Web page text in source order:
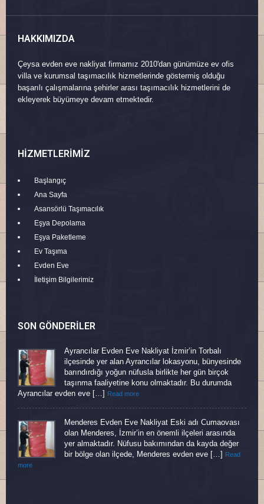
HAKKIMIZDA
Çeysa evden eve nakliyat firmamız 2010'dan günümüze ev ofis
villa ve kurumsal taşımacılık hizmetlerinde göstermiş olduğu
başarılı çalışmalarına şehirler arası taşımacılık hizmetlerini de
ekleyerek büyümeye devam etmektedir.
HIZMETLERIMIZ
Başlangıç
Ana Sayfa
Asansörlü Taşımacılık
Eşya Depolama
Eşya Paketleme
Ev Taşıma
Evden Eve
İletişim Bilgilerimiz
SON GÖNDERILER
Ayrancılar Evden Eve Nakliyat İzmir’in Torbalı
ilçesinde yer alan Ayrancılar lokasyonu, bünyesinde
barındırdığı yoğun nüfusla birlikte her gün birçok
taşınma faaliyetine konu olmaktadır. Bu durumda
Ayrancılar evden eve […]
Read more
Menderes Evden Eve Nakliyat Eski adı Cumaovası
olan Menderes, İzmir’in en önemli ilçeleri arasında
yer almaktadır. Nüfusu bakımından da kayda değer
bir bölge olan ilçede, Menderes evden eve […]
Read
more